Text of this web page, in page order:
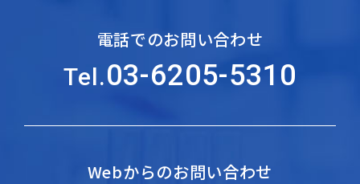
電話でのお問い合わせ
Tel.03-6205-5310
Webからのお問い合わせ